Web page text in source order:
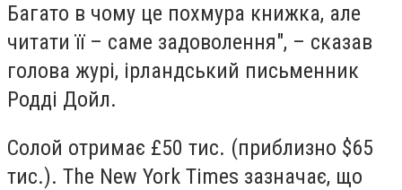
Багато в чому це похмура книжка, але
читати її – саме задоволення", – сказав
голова журі, ірландський письменник
Родді Дойл.
Солой отримає £50 тис. (приблизно $65
тис.). The New York Times зазначає, що